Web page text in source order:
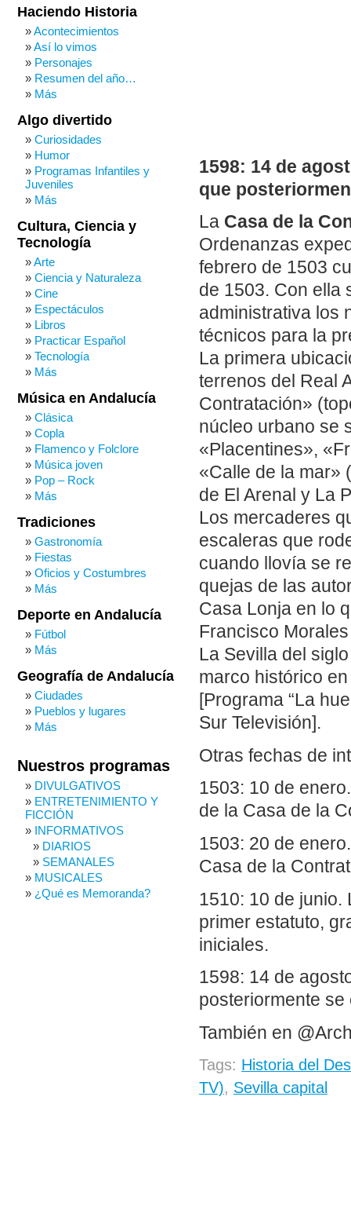
1598: 14 de
que
La Casa de la
Ordenanzas
febrero de 1503
de 1503. Con ella
administrativa los
técnicos para la
La primera
terrenos del Real
Contratación»
núcleo urbano se
«Placentines»,
«Calle de la mar»
de El Arenal y La
Los mercaderes
escaleras que
cuando llovía se
quejas de las
Casa Lonja en lo
Francisco
La Sevilla del
marco histórico
[Programa “La
Sur Televisión].
Otras fechas de
1503: 10 de
de la Casa de la
1503: 20 de
Casa de la
1510: 10 de junio.
primer estatuto,
iniciales.
1598: 14 de
posteriormente
También en
Tags: Historia del
TV), Sevilla capital
Haciendo Historia
Acontecimientos
Así lo vimos
Personajes
Resumen del año…
Más
Algo divertido
Curiosidades
Humor
Programas Infantiles y
Juveniles
Más
Cultura, Ciencia y
Tecnología
Arte
Ciencia y Naturaleza
Cine
Espectáculos
Libros
Practicar Español
Tecnología
Más
Música en Andalucía
Clásica
Copla
Flamenco y Folclore
Música joven
Pop – Rock
Más
Tradiciones
Gastronomía
Fiestas
Oficios y Costumbres
Más
Deporte en Andalucía
Fútbol
Más
Geografía de Andalucía
Ciudades
Pueblos y lugares
Más
Nuestros programas
DIVULGATIVOS
ENTRETENIMIENTO Y
FICCIÓN
INFORMATIVOS
DIARIOS
SEMANALES
MUSICALES
¿Qué es Memoranda?